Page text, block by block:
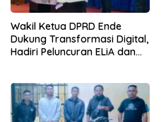
Wakil Ketua DPRD Ende
Dukung Transformasi Digital,
Hadiri Peluncuran ELiA dan